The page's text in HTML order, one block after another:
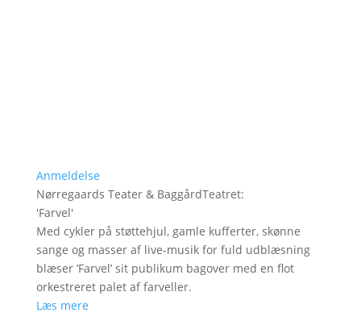
Anmeldelse
Nørregaards Teater & BaggårdTeatret:
'Farvel'
Med cykler på støttehjul, gamle kufferter, skønne
sange og masser af live-musik for fuld udblæsning
blæser ’Farvel’ sit publikum bagover med en flot
orkestreret palet af farveller.
Læs mere